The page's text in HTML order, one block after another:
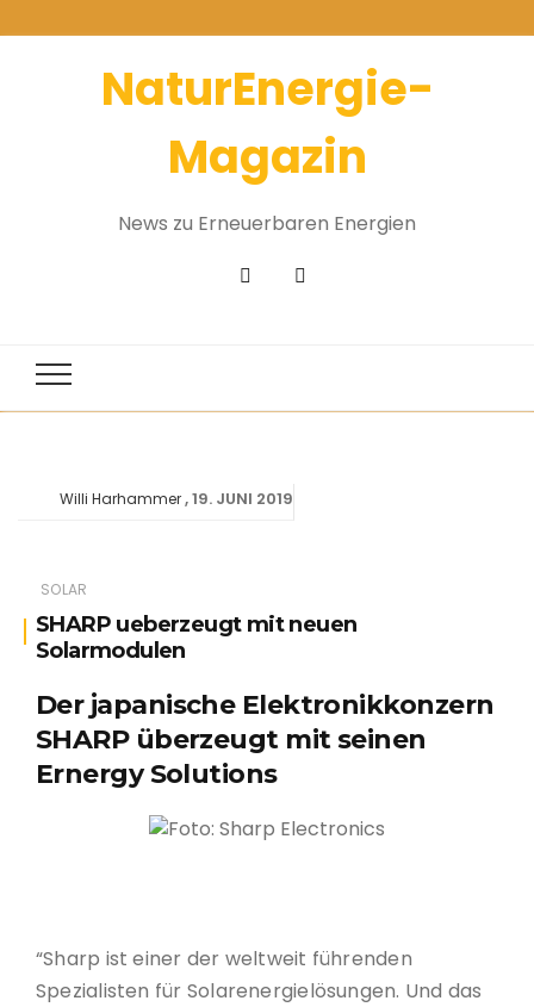
NaturEnergie-
Magazin
News zu Erneuerbaren Energien
SOLAR
SHARP ueberzeugt mit neuen
Solarmodulen
Willi Harhammer 19. JUNI 2019
Der japanische Elektronikkonzern
SHARP überzeugt mit seinen
Ernergy Solutions
“Sharp ist einer der weltweit führenden
Spezialisten für Solarenergielösungen. Und das